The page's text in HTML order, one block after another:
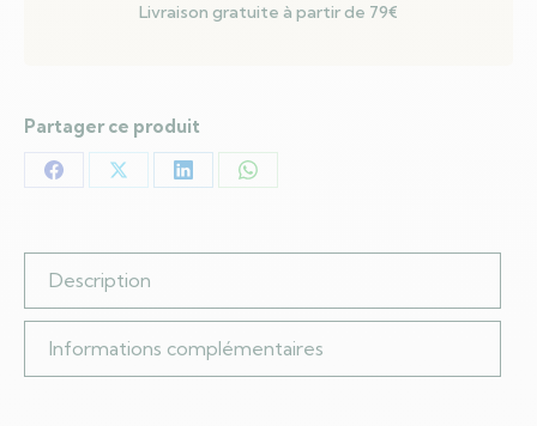
Livraison gratuite à partir de 79€
Partager ce produit
Partager
Facebook
Partager
X
Partager
LinkedIn
Partager
WhatsApp
Description
Informations complémentaires